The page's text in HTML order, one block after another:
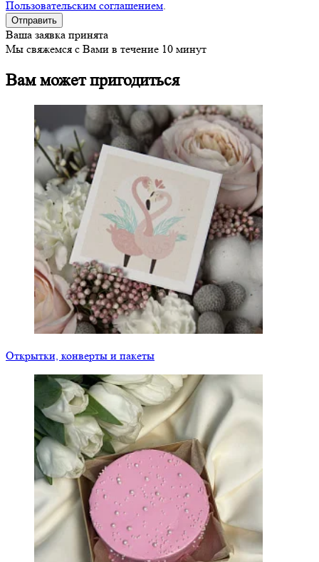
Пользовательским соглашением.
Ваша заявка принята
Мы свяжемся с Вами в течение 10 минут
Вам может пригодиться
Открытки, конверты и пакеты